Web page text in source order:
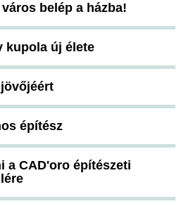
belép a házba!
kupola új élete
építész
a CAD'oro építészeti